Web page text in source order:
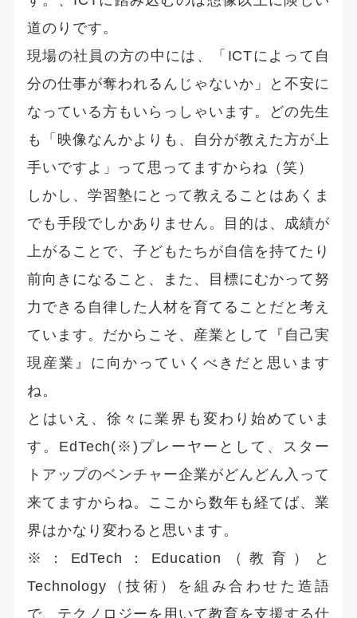
道のりです。
現場の社員の方の中には、「ICTによって自
分の仕事が奪われるんじゃないか」と不安に
なっている方もいらっしゃいます。どの先生
も「映像なんかよりも、自分が教えた方が上
手いですよ」って思ってますからね（笑）
しかし、学習塾にとって教えることはあくま
でも手段でしかありません。目的は、成績が
上がることで、子どもたちが自信を持てたり
前向きになること、また、目標にむかって努
力できる自律した人材を育てることだと考え
ています。だからこそ、産業として『自己実
現産業』に向かっていくべきだと思います
ね。
とはいえ、徐々に業界も変わり始めていま
す。EdTech(※)プレーヤーとして、スター
トアップのベンチャー企業がどんどん入って
来てますからね。ここから数年も経てば、業
界はかなり変わると思います。
※：EdTech：Education（教育）と
Technology（技術）を組み合わせた造語
で、テクノロジーを用いて教育を支援する仕